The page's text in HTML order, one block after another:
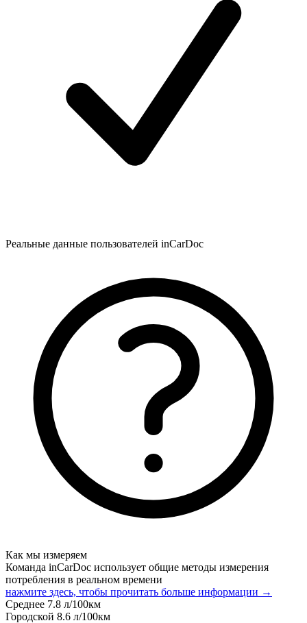
Реальные данные пользователей inCarDoc
Как мы измеряем
Команда inCarDoc использует общие методы измерения
потребления в реальном времени
нажмите здесь, чтобы прочитать больше информации →
Среднее 7.8 л/100км
Городской 8.6 л/100км